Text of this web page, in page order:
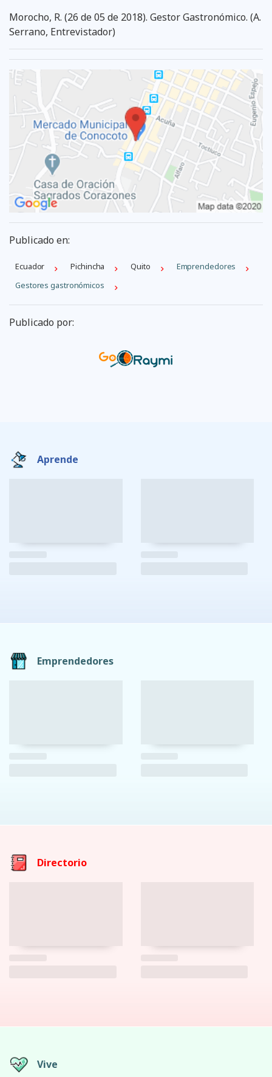
Morocho, R. (26 de 05 de 2018). Gestor Gastronómico. (A.
Serrano, Entrevistador)
Publicado en:
Ecuador Pichincha Quito
Emprendedores
Gestores gastronómicos
Publicado por:
Aprende
Emprendedores
Directorio
Vive